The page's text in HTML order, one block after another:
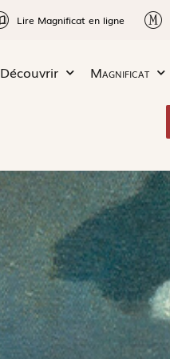
Lire Magnificat en ligne
Découvrir Magnificat